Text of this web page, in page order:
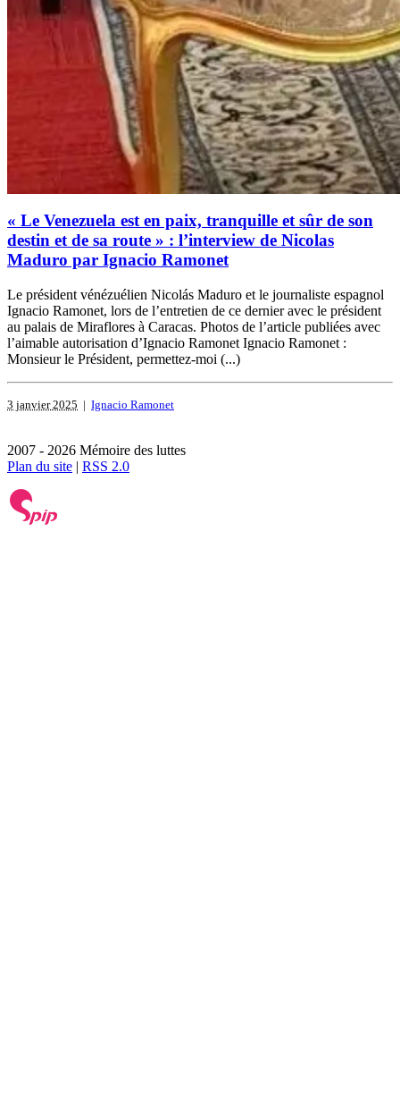
« Le Venezuela est en paix, tranquille et sûr de son
destin et de sa route » : l’interview de Nicolas
Maduro par Ignacio Ramonet
Le président vénézuélien Nicolás Maduro et le journaliste espagnol
Ignacio Ramonet, lors de l’entretien de ce dernier avec le président
au palais de Miraflores à Caracas. Photos de l’article publiées avec
l’aimable autorisation d’Ignacio Ramonet Ignacio Ramonet :
Monsieur le Président, permettez-moi (...)
3 janvier 2025 | Ignacio Ramonet
2007 - 2026 Mémoire des luttes
Plan du site | RSS 2.0